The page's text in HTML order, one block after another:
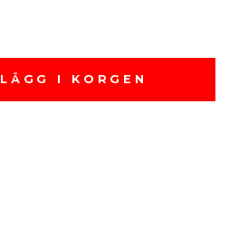
LÄGG I KORGEN